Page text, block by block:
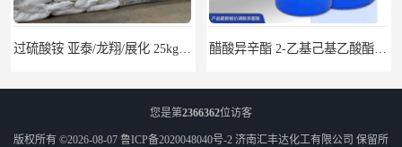
您是第2366362位访客
版权所有 ©2026-08-07 鲁ICP备2020048040号-2 济南汇丰达化工有限公司 保留所